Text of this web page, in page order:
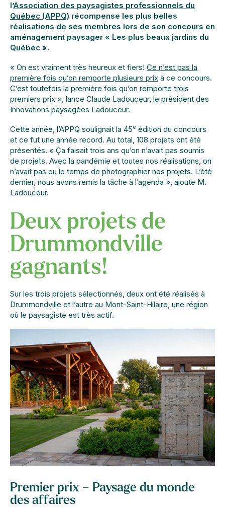
l’Association des paysagistes professionnels du
Québec (APPQ) récompense les plus belles
réalisations de ses membres lors de son concours en
aménagement paysager « Les plus beaux jardins du
Québec ».
« On est vraiment très heureux et fiers! Ce n’est pas la
première fois qu’on remporte plusieurs prix à ce concours.
C’est toutefois la première fois qu’on remporte trois
premiers prix », lance Claude Ladouceur, le président des
Innovations paysagées Ladouceur.
Cette année, l’APPQ soulignait la 45e édition du concours
et ce fut une année record. Au total, 108 projets ont été
présentés. « Ça faisait trois ans qu’on n’avait pas soumis
de projets. Avec la pandémie et toutes nos réalisations, on
n’avait pas eu le temps de photographier nos projets. L’été
dernier, nous avons remis la tâche à l’agenda », ajoute M.
Ladouceur.
Deux projets de
Drummondville
gagnants!
Sur les trois projets sélectionnés, deux ont été réalisés à
Drummondville et l’autre au Mont-Saint-Hilaire, une région
où le paysagiste est très actif.
Premier prix – Paysage du monde
des affaires